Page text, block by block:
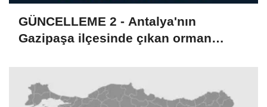
GÜNCELLEME 2 - Antalya'nın
Gazipaşa ilçesinde çıkan orman